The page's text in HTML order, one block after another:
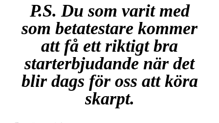
P.S. Du som varit med
som betatestare kommer
att få ett riktigt bra
starterbjudande när det
blir dags för oss att köra
skarpt.